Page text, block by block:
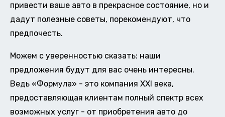
привести ваше авто в прекрасное состояние, но и
дадут полезные советы, порекомендуют, что
предпочесть.
Можем с уверенностью сказать: наши
предложения будут для вас очень интересны.
Ведь «Формула» - это компания XXI века,
предоставляющая клиентам полный спектр всех
возможных услуг - от приобретения авто до